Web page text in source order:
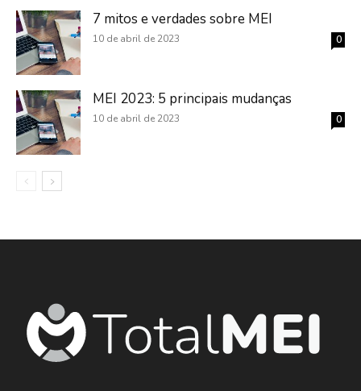
7 mitos e verdades sobre MEI
10 de abril de 2023 0
MEI 2023: 5 principais mudanças
10 de abril de 2023 0